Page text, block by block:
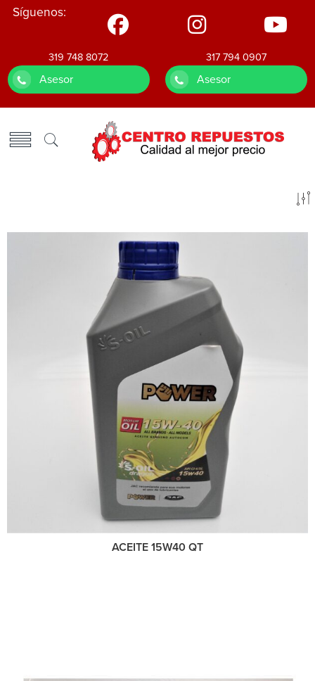
Síguenos:
319 748 8072
Asesor
317 794 0907
Asesor
ACEITE 15W40 QT